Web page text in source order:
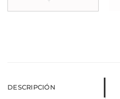
DESCRIPCIÓN